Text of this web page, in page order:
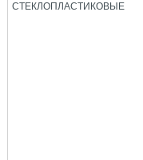
СТЕКЛОПЛАСТИКОВЫЕ